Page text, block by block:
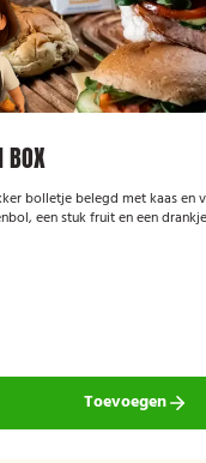
BOX
bolletje belegd met kaas en
een stuk fruit en een
Toevoegen